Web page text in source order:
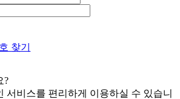
찾기
?
서비스를 편리하게 이용하실 수 있습니